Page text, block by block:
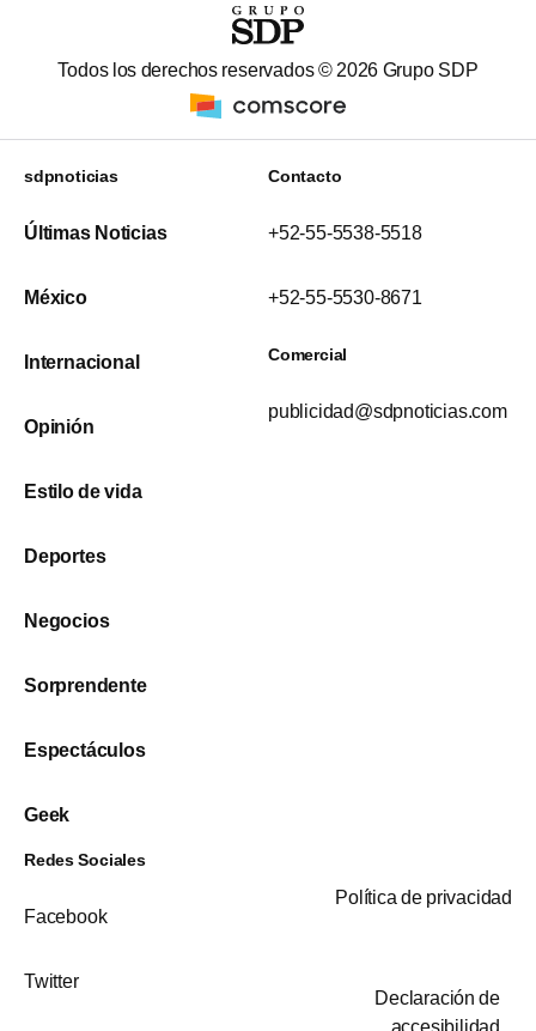
Todos los derechos reservados © 2026 Grupo SDP
sdpnoticias
Últimas Noticias
México
Internacional
Opinión
Estilo de vida
Deportes
Negocios
Sorprendente
Espectáculos
Geek
Contacto
+52-55-5538-5518
+52-55-5530-8671
Comercial
publicidad@sdpnoticias.com
Redes Sociales
Facebook
Twitter
Política de privacidad
Declaración de
accesibilidad